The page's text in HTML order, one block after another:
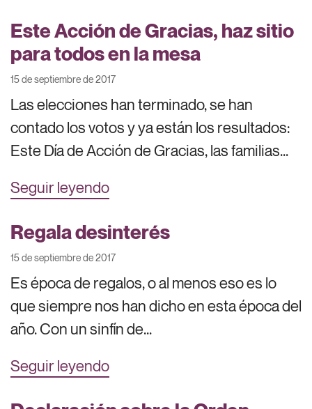
Este Acción de Gracias, haz sitio
para todos en la mesa
15 de septiembre de 2017
Las elecciones han terminado, se han
contado los votos y ya están los resultados:
Este Día de Acción de Gracias, las familias...
Seguir leyendo
Regala desinterés
15 de septiembre de 2017
Es época de regalos, o al menos eso es lo
que siempre nos han dicho en esta época del
año. Con un sinfín de...
Seguir leyendo